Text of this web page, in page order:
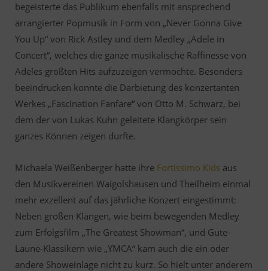
begeisterte das Publikum ebenfalls mit ansprechend
arrangierter Popmusik in Form von „Never Gonna Give
You Up“ von Rick Astley und dem Medley „Adele in
Concert“, welches die ganze musikalische Raffinesse von
Adeles größten Hits aufzuzeigen vermochte. Besonders
beeindrucken konnte die Darbietung des konzertanten
Werkes „Fascination Fanfare“ von Otto M. Schwarz, bei
dem der von Lukas Kuhn geleitete Klangkörper sein
ganzes Können zeigen durfte.
Michaela Weißenberger hatte ihre Fortissimo Kids aus
den Musikvereinen Waigolshausen und Theilheim einmal
mehr exzellent auf das jährliche Konzert eingestimmt:
Neben großen Klängen, wie beim bewegenden Medley
zum Erfolgsfilm „The Greatest Showman“, und Gute-
Laune-Klassikern wie „YMCA“ kam auch die ein oder
andere Showeinlage nicht zu kurz. So hielt unter anderem